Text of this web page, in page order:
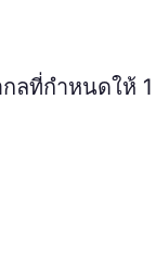
ลที่กำหนดให้